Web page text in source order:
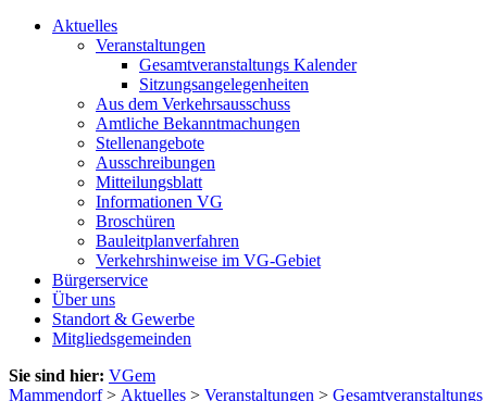
Aktuelles
Veranstaltungen
Gesamtveranstaltungs Kalender
Sitzungsangelegenheiten
Aus dem Verkehrsausschuss
Amtliche Bekanntmachungen
Stellenangebote
Ausschreibungen
Mitteilungsblatt
Informationen VG
Broschüren
Bauleitplanverfahren
Verkehrshinweise im VG-Gebiet
Bürgerservice
Über uns
Standort & Gewerbe
Mitgliedsgemeinden
Sie sind hier: VGem
Mammendorf> Aktuelles > Veranstaltungen > Gesamtveranstaltungs